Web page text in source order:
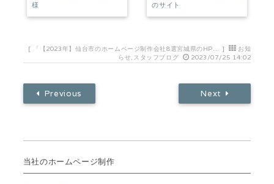
様
のサイト
[ 「【2023年】仙台市のホームページ制作会社8選宮城県のHP... ]
お知
らせ, スタッフブログ 2023/07/25 14:02
Previous Next
当社のホームページ制作